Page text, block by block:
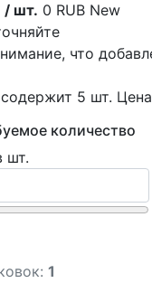
/ шт. 0 RUB New
что
содержит 5 шт.
количество
шт.
1